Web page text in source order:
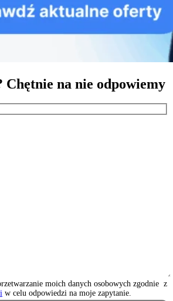
Chętnie na nie odpowiemy
moich danych osobowych zgodnie z
w celu odpowiedzi na moje zapytanie.